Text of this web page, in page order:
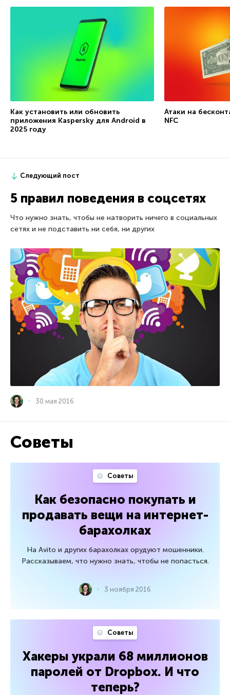
Как установить или обновить
приложения Kaspersky для Android в
2025 году
Атаки на
NFC
Следующий пост
5 правил поведения в соцсетях
Что нужно знать, чтобы не натворить ничего в социальных
сетях и не подставить ни себя, ни других
30 мая 2016
Советы
Советы
Как безопасно покупать и
продавать вещи на интернет-
барахолках
На Avito и других барахолках орудуют мошенники.
Рассказываем, что нужно знать, чтобы не попасться.
3 ноября 2016
Советы
Хакеры украли 68 миллионов
паролей от Dropbox. И что
теперь?